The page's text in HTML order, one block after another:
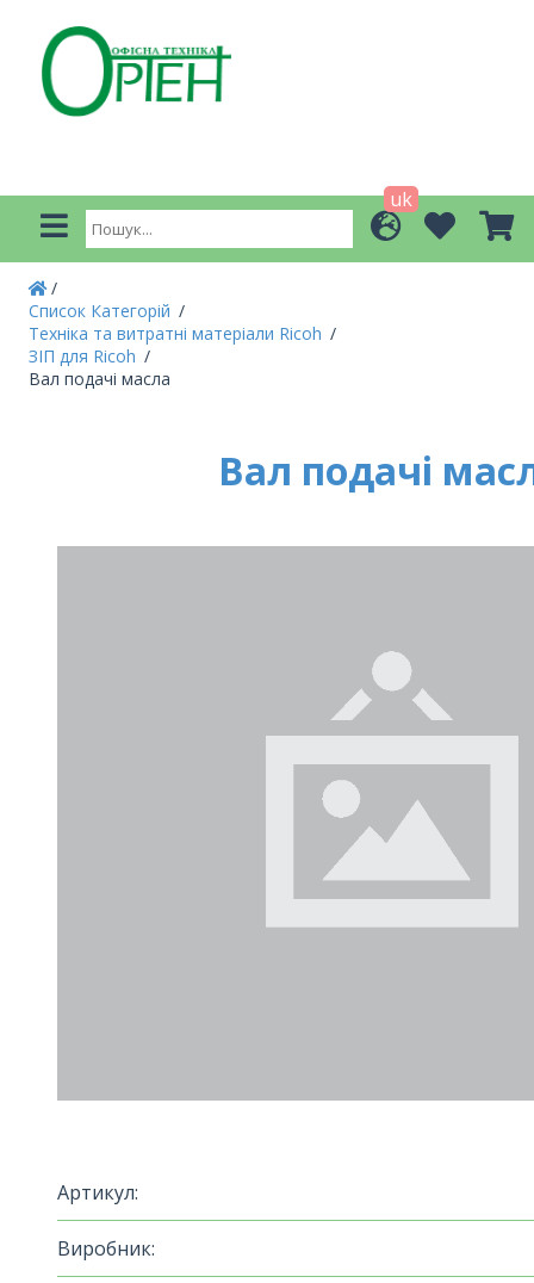
uk
Список Категорій
Техніка та витратні матеріали Ricoh
ЗІП для Ricoh
Вал подачі масла
Вал подачі
Артикул:
Виробник: